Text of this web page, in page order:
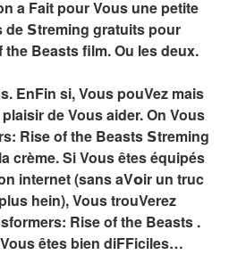
a Fait pour Vous une petite
de 𝗦treming gratuits pour
Beasts film. Ou les deux.
EnFin si, Vous pouVez mais
de Vous aider. On Vous
Rise of the Beasts 𝗦treming
crème. Si Vous êtes équipés
internet (sans aV𝗼ir un truc
hein), Vous trouVerez
Rise of the Beasts .
êtes bien diFFiciles…